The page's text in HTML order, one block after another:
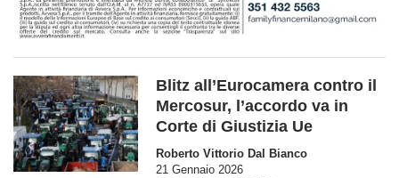
Blitz all’Eurocamera contro il
Mercosur, l’accordo va in
Corte di Giustizia Ue
Roberto Vittorio Dal Bianco
21 Gennaio 2026